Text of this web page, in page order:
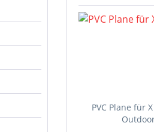
PVC Plane für